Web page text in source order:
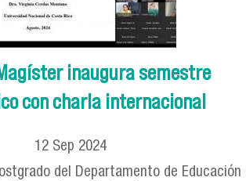
inaugura semestre
con charla internacional
12 Sep 2024
del Departamento de Educación